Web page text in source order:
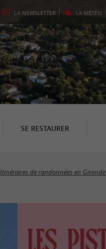
LA NEWSLETTER LA MÉTÉO
SE RESTAURER
Itinéraires de randonnées en Gironde